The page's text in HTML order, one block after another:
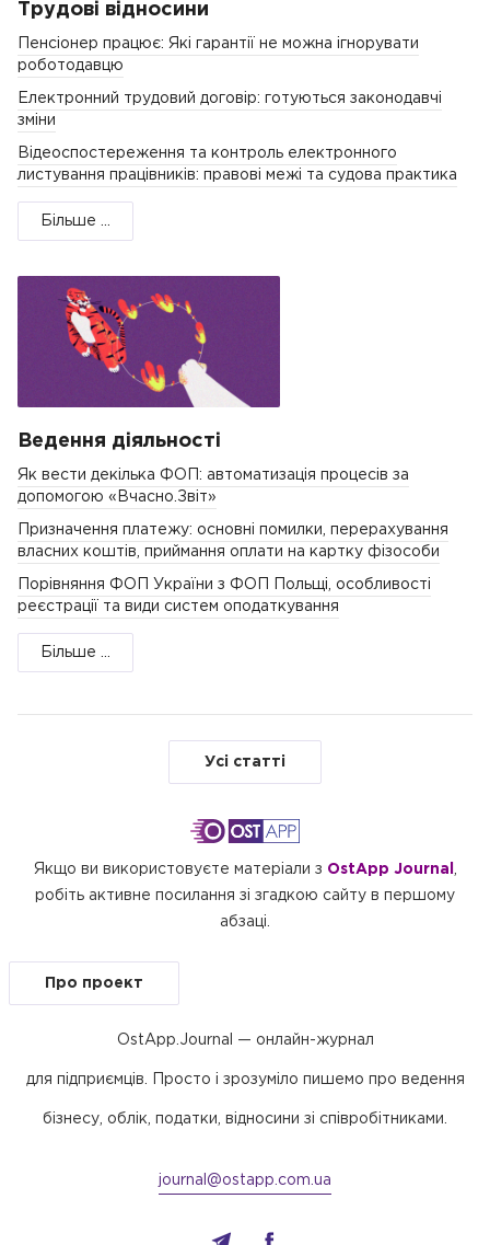
Трудові відносини
Пенсіонер працює: Які гарантії не можна ігнорувати
роботодавцю
Електронний трудовий договір: готуються законодавчі
зміни
Відеоспостереження та контроль електронного
листування працівників: правові межі та судова практика
Більше ...
Ведення діяльності
Як вести декілька ФОП: автоматизація процесів за
допомогою «Вчасно.Звіт»
Призначення платежу: основні помилки, перерахування
власних коштів, приймання оплати на картку фізособи
Порівняння ФОП України з ФОП Польщі, особливості
реєстрації та види систем оподаткування
Більше ...
Усі статті
Якщо ви використовуєте матеріали з OstApp Journal
робіть активне посилання зі згадкою сайту в першому
абзаці.
Про проект
OstApp.Journal — онлайн-журнал
для підприємців. Просто і зрозуміло пишемо про ведення
бізнесу, облік, податки, відносини зі співробітниками.
journal@ostapp.com.ua